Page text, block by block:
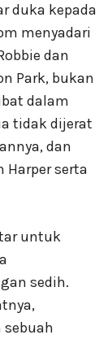
duka kepada
menyadari
dan
Park, bukan
dalam
tidak dijerat
dan
Harper serta
untuk
sedih.
sebuah